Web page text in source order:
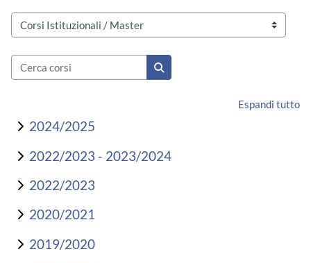
Categorie di corso
Cerca corsi
Cerca corsi
Espandi tutto
2024/2025
2022/2023 - 2023/2024
2022/2023
2020/2021
2019/2020